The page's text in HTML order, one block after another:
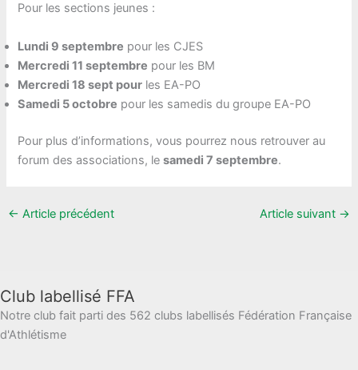
Pour les sections jeunes :
Lundi 9 septembre pour les CJES
Mercredi 11 septembre pour les BM
Mercredi 18 sept pour les EA-PO
Samedi 5 octobre pour les samedis du groupe EA-PO
Pour plus d’informations, vous pourrez nous retrouver au
forum des associations, lesamedi 7 septembre.
← Article précédent Article suivant →
Club labellisé FFA
Notre club fait parti des 562 clubs labellisés Fédération Française
d'Athlétisme